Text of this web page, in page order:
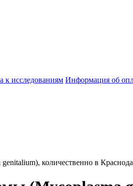
к исследованиям Информация об
количественно в